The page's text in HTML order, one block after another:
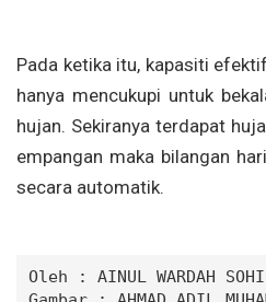
Pada ketika itu, kapasiti
hanya mencukupi untuk
hujan. Sekiranya terdapat
empangan maka bilangan
secara automatik.
Oleh : AINUL WARDAH